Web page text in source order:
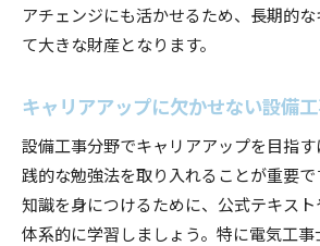
アチェンジにも活かせるため、長期的
て大きな財産となります。
キャリアアップに欠かせない設備
設備工事分野でキャリアアップを目指
践的な勉強法を取り入れることが重要
知識を身につけるために、公式テキス
体系的に学習しましょう。特に電気工